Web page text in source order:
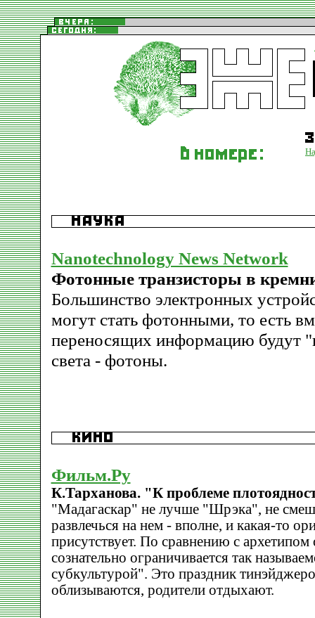
Nanotechnology News Network
Фотонные транзисторы в
Большинство электронных
могут стать фотонными, то есть
переносящих информацию будут
света - фотоны.
Фильм.Ру
К.Тарханова. "К проблеме
"Мадагаскар" не лучше "Шрэка", не
развлечься на нем - вполне, и какая-то
присутствует. По сравнению с
сознательно ограничивается так
субкультурой". Это праздник
облизываются, родители отдыхают.